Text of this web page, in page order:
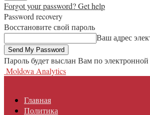
Forgot your password? Get help
Password recovery
Восстановите свой пароль
Ваш адрес
Пароль будет выслан Вам по электронной
Moldova Analytics
Главная
Политика